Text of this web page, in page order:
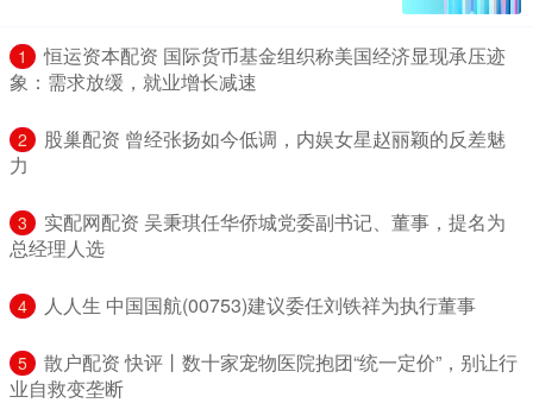
1
​恒运资本配资 国际货币基金组织称美国经济显现承压迹
象：需求放缓，就业增长减速
2
​股巢配资 曾经张扬如今低调，内娱女星赵丽颖的反差魅
力
3
​实配网配资 吴秉琪任华侨城党委副书记、董事，提名为
总经理人选
4 ​人人生 中国国航(00753)建议委任刘铁祥为执行董事
5
​散户配资 快评丨数十家宠物医院抱团“统一定价”，别让行
业自救变垄断